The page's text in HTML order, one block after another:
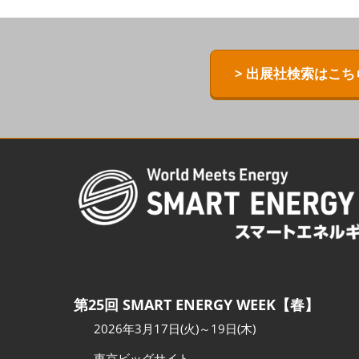
ZERO-E
[特別企画]
[特別企画]
> 出展社検索はこち
第25回 SMART ENERGY WEEK【春】
2026年3月17日(火)～19日(木)